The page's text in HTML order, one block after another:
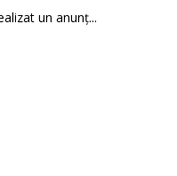
un anunț...